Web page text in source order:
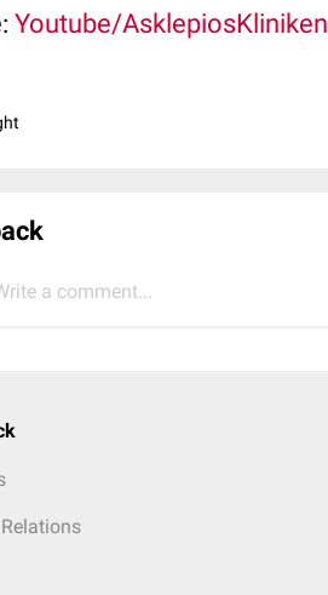
Youtube/AsklepiosKliniken
a comment...